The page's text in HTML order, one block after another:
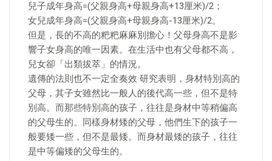
兒子成年身高=(父親身高+母親身高+13厘米)/2；
女兒成年身高=(父親身高+母親身高-13厘米)/2。
但是，長的不高的粑粑麻麻別擔心！父母身高不是影
響子女身高的唯一因素。在生活中也有父母都不高，
兒女卻「出類拔萃」的情況。
遺傳的法則也不一定全奏效 研究表明，身材特別高的
父母，其子女雖然比一般人的後代高一些，但不是特
別高。而那些特別高的孩子，往往是身材中等稍偏高
的父母生的。同樣身材矮的父母，他們生下的孩子一
般要矮一些，但不是最矮。而身材最矮的孩子，往往
是中等偏矮的父母生的。